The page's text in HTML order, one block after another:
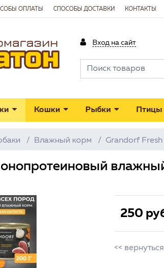
ОПЛАТЫ СПОСОБЫ ДОСТАВКИ КОНТАКТЫ
Вход на сайт
Кошки Рыбки Птицы
Влажный корм Grandorf Fresh
250
<<